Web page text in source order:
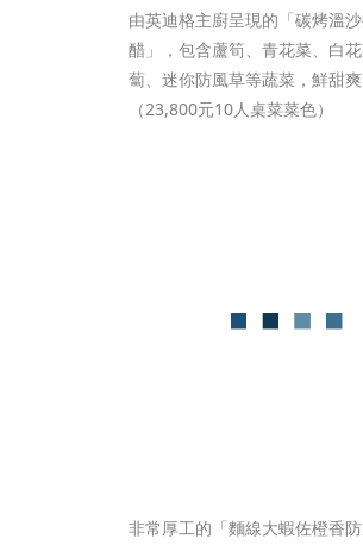
由英迪格主廚呈現的「碳烤溫
醋」，包含蘆筍、青花菜、白
蔔、迷你防風草等蔬菜，鮮甜爽
（23,800元10人桌菜菜色）
非常厚工的「麵線大蝦佐橙香防